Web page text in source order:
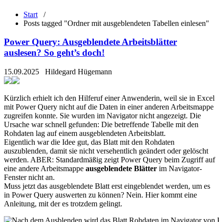
Start /
Posts tagged "Ordner mit ausgeblendeten Tabellen einlesen"
Power Query: Ausgeblendete Arbeitsblätter
auslesen? So geht’s doch!
15.09.2025 Hildegard Hügemann
Kürzlich erhielt ich den Hilferuf einer Anwenderin, weil sie in Excel
mit Power Query nicht auf die Daten in einer anderen Arbeitsmappe
zugreifen konnte. Sie wurden im Navigator nicht angezeigt. Die
Ursache war schnell gefunden: Die betreffende Tabelle mit den
Rohdaten lag auf einem ausgeblendeten Arbeitsblatt.
Eigentlich war die Idee gut, das Blatt mit den Rohdaten
auszublenden, damit sie nicht versehentlich geändert oder gelöscht
werden. ABER: Standardmäßig zeigt Power Query beim Zugriff auf
eine andere Arbeitsmappe ausgeblendete Blätter im Navigator-
Fenster nicht an.
Muss jetzt das ausgeblendete Blatt erst eingeblendet werden, um es
in Power Query auswerten zu können? Nein. Hier kommt eine
Anleitung, mit der es trotzdem gelingt.